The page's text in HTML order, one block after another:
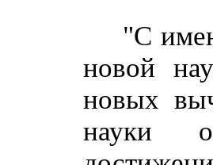
"С
новой
новых
науки